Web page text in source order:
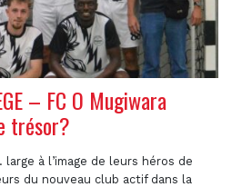
– FC O Mugiwara
trésor?
à l’image de leurs héros de
du nouveau club actif dans la